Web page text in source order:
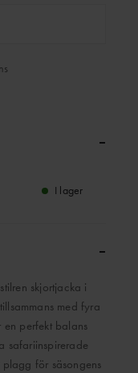
–
I lager
–
skjortjacka i
med fyra
perfekt balans
safariinspirerade
för säsongens